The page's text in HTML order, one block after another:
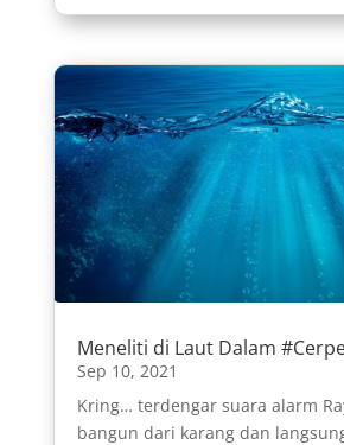
Meneliti di Laut Dalam
Sep 10, 2021
Kring… terdengar suara alarm
bangun dari karang dan